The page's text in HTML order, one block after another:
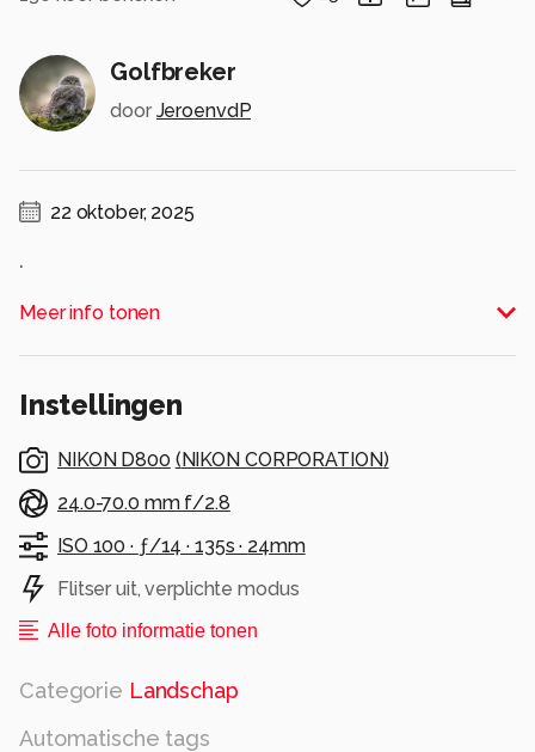
Golfbreker
door JeroenvdP
22 oktober, 2025
.
Alle rechten voorbehouden
Meer info tonen
Instellingen
NIKON D800 (NIKON CORPORATION)
24.0-70.0 mm f/2.8
ISO 100 · ƒ/14 · 135s · 24mm
Flitser uit, verplichte modus
Alle foto informatie tonen
Categorie Landschap
Automatische tags